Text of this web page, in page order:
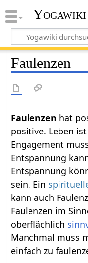
Yogawiki
Faulenzen
hat
positive. Leben
Engagement
Entspannung
Entspannung
sein. Ein
kann auch
Faulenzen im
oberflächlich
Manchmal muss
einfach zu